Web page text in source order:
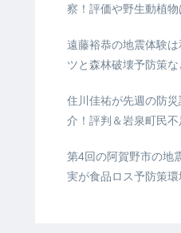
察！評価や野生動植物
遠藤裕恭の地震体験
ツと森林破壊予防策
住川佳祐が先週の防
介！評判＆岩泉町民不
第4回の阿賀野市の地
実が食品ロス予防策